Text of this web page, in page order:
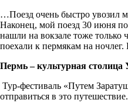
…Поезд очень быстро увозил
Наконец, мой поезд 30 июня
нашли на вокзале тоже
поехали к пермякам на
Пермь – культурная столица
Тур-фестиваль «Путем
отправиться в это